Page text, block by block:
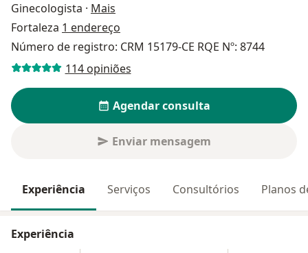
Ginecologista · Mais
Fortaleza 1 endereço
Número de registro: CRM 15179-CE RQE Nº: 8744
114 opiniões
Agendar consulta
Enviar mensagem
Experiência Serviços Consultórios Planos
Experiência